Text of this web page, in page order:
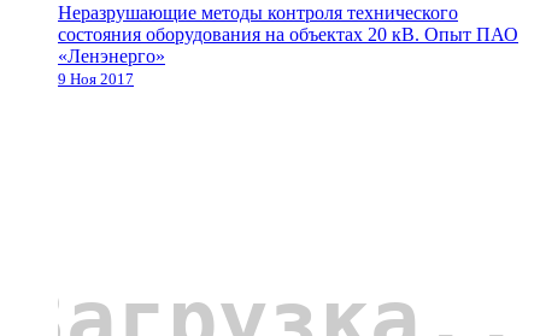
Неразрушающие методы контроля технического
состояния оборудования на объектах 20 кВ. Опыт ПАО
«Ленэнерго»
9 Ноя 2017